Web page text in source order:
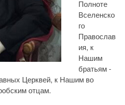
Полноте
Вселенско
го
Православ
ия, к
Нашим
братьям -
Церквей, к Нашим во
отцам.